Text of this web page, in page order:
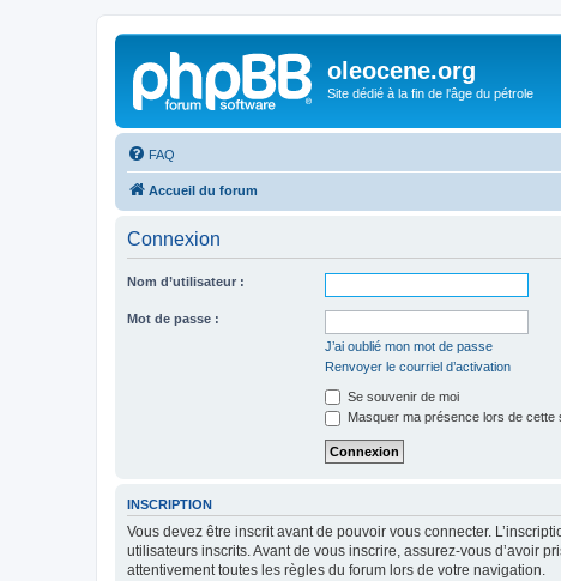
oleocene.org
Site dédié à la fin de l'âge du pétrole
FAQ
Accueil du forum
Connexion
Nom d’utilisateur :
Mot de passe :
J’ai oublié mon mot de passe
Renvoyer le courriel d’activation
Se souvenir de moi
Masquer ma présence lors de cette
INSCRIPTION
Vous devez être inscrit avant de pouvoir vous connecter.
utilisateurs inscrits. Avant de vous inscrire, assurez-vous d’avoir
attentivement toutes les règles du forum lors de votre navigation.